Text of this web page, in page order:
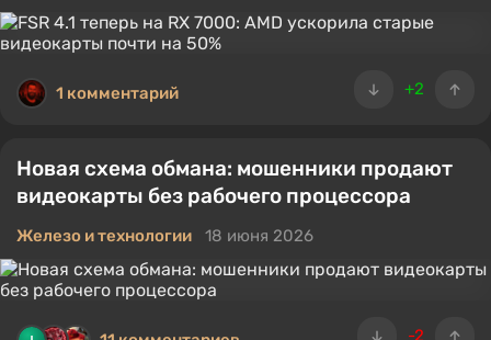
+2
1 комментарий
Новая схема обмана: мошенники продают
видеокарты без рабочего процессора
Железо и технологии 18 июня 2026
-2